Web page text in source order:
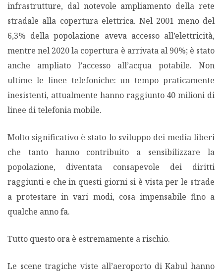
infrastrutture, dal notevole ampliamento della rete
stradale alla copertura elettrica. Nel 2001 meno del
6,3% della popolazione aveva accesso all’elettricità,
mentre nel 2020 la copertura è arrivata al 90%; è stato
anche ampliato l’accesso all’acqua potabile. Non
ultime le linee telefoniche: un tempo praticamente
inesistenti, attualmente hanno raggiunto 40 milioni di
linee di telefonia mobile.
Molto significativo è stato lo sviluppo dei media liberi
che tanto hanno contribuito a sensibilizzare la
popolazione, diventata consapevole dei diritti
raggiunti e che in questi giorni si è vista per le strade
a protestare in vari modi, cosa impensabile fino a
qualche anno fa.
Tutto questo ora è estremamente a rischio.
Le scene tragiche viste all’aeroporto di Kabul hanno